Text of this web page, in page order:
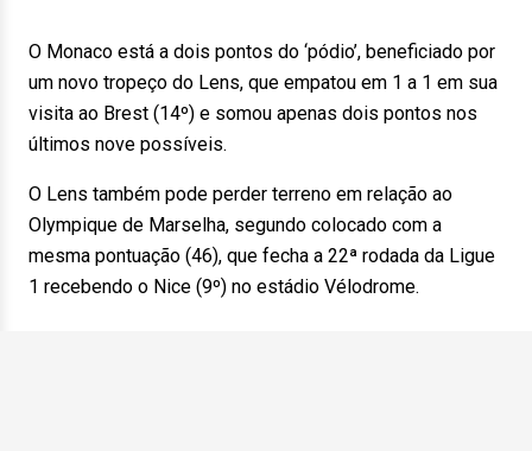
O Monaco está a dois pontos do ‘pódio’, beneficiado por
um novo tropeço do Lens, que empatou em 1 a 1 em sua
visita ao Brest (14º) e somou apenas dois pontos nos
últimos nove possíveis.
O Lens também pode perder terreno em relação ao
Olympique de Marselha, segundo colocado com a
mesma pontuação (46), que fecha a 22ª rodada da Ligue
1 recebendo o Nice (9º) no estádio Vélodrome.